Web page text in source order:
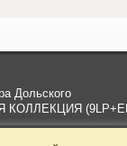
Дольского